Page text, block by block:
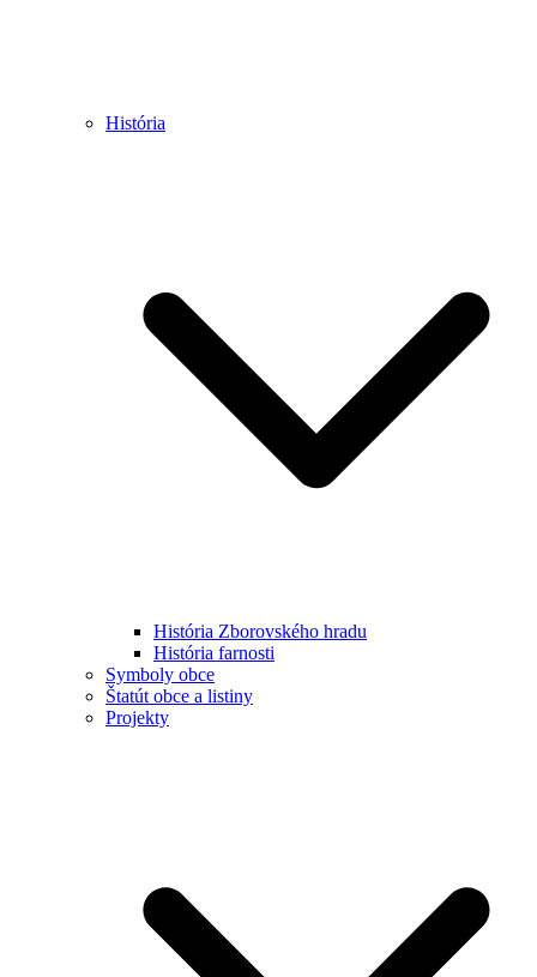
História
História Zborovského hradu
História farnosti
Symboly obce
Štatút obce a listiny
Projekty